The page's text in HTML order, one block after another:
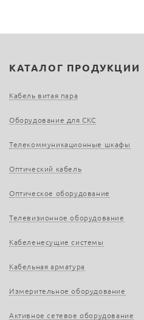
КАТАЛОГ ПРОДУКЦИИ
Кабель витая пара
Оборудование для СКС
Телекоммуникационные шкафы
Оптический кабель
Оптическое оборудование
Телевизионное оборудование
Кабеленесущие системы
Кабельная арматура
Измерительное оборудование
Активное сетевое оборудование